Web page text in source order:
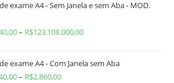
exame A4 - Sem Janela e sem Aba - MOD.
– R$123.108.000,00
exame A4 - Com Janela sem Aba
– R$2.860,00